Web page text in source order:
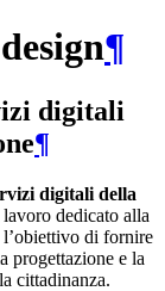
¶
digitali
¶
digitali della
dedicato alla
di fornire
progettazione e la
cittadinanza.